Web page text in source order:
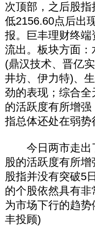
次顶部，之后股
低2156.60点后出
报。巨丰理财终
流出。板块方面
(鼎汉技术、晋亿
井坊、伊力特)、
劲的表现；综合
的活跃度有所增
指总体还处在弱势
今日两市走出
股的活跃度有所
股指并没有突破5
的个股依然具有
为市场下行的趋
丰投顾)